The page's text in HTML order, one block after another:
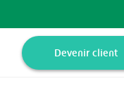
Devenir client